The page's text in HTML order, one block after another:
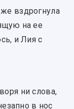
вздрогнула
на ее
и Лия с
ни слова,
в нос